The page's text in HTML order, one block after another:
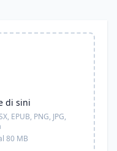
di sini
EPUB, PNG, JPG,
80 MB